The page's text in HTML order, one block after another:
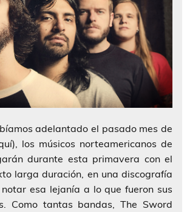
adelantado el pasado mes de
los músicos norteamericanos de
durante esta primavera con el
larga duración, en una discografía
esa lejanía a lo que fueron sus
Como tantas bandas, The Sword